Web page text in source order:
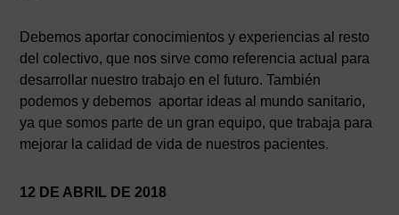
Debemos aportar conocimientos y experiencias al resto
del colectivo, que nos sirve como referencia actual para
desarrollar nuestro trabajo en el futuro. También
podemos y debemos aportar ideas al mundo sanitario,
ya que somos parte de un gran equipo, que trabaja para
mejorar la calidad de vida de nuestros pacientes.
12 DE ABRIL DE 2018